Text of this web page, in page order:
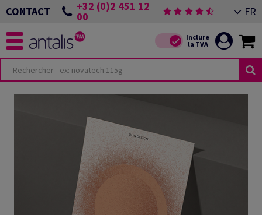
CONTACT +32 (0)2 451 12
00 FR